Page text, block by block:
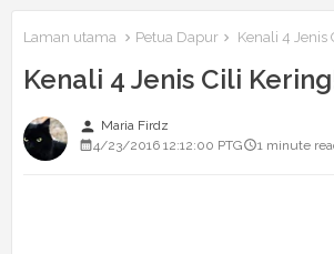
Laman utama Petua Dapur Kenali 4 Jenis
Kenali 4 Jenis Cili
person Maria Firdz
4/23/2016 12:12:00 PTG
1 minute